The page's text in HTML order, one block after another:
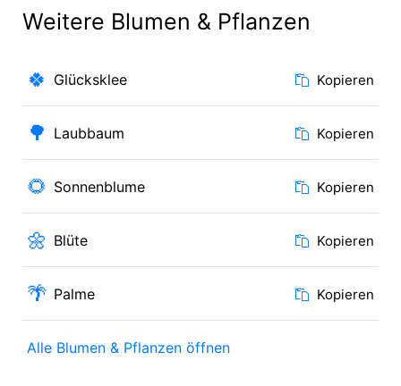
Weitere Blumen & Pflanzen
🍀 Glücksklee Kopieren
🌳 Laubbaum Kopieren
🌻 Sonnenblume Kopieren
🌼 Blüte Kopieren
🌴 Palme Kopieren
Alle Blumen & Pflanzen öffnen